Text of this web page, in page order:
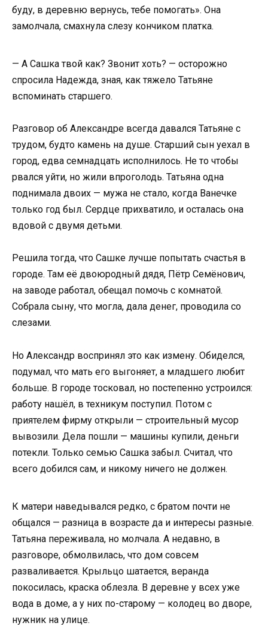
буду, в деревню вернусь, тебе помогать». Она
замолчала, смахнула слезу кончиком платка.
— А Сашка твой как? Звонит хоть? — осторожно
спросила Надежда, зная, как тяжело Татьяне
вспоминать старшего.
Разговор об Александре всегда давался Татьяне с
трудом, будто камень на душе. Старший сын уехал в
город, едва семнадцать исполнилось. Не то чтобы
рвался уйти, но жили впроголодь. Татьяна одна
поднимала двоих — мужа не стало, когда Ванечке
только год был. Сердце прихватило, и осталась она
вдовой с двумя детьми.
Решила тогда, что Сашке лучше попытать счастья в
городе. Там её двоюродный дядя, Пётр Семёнович,
на заводе работал, обещал помочь с комнатой.
Собрала сыну, что могла, дала денег, проводила со
слезами.
Но Александр воспринял это как измену. Обиделся,
подумал, что мать его выгоняет, а младшего любит
больше. В городе тосковал, но постепенно устроился:
работу нашёл, в техникум поступил. Потом с
приятелем фирму открыли — строительный мусор
вывозили. Дела пошли — машины купили, деньги
потекли. Только семью Сашка забыл. Считал, что
всего добился сам, и никому ничего не должен.
К матери наведывался редко, с братом почти не
общался — разница в возрасте да и интересы разные.
Татьяна переживала, но молчала. А недавно, в
разговоре, обмолвилась, что дом совсем
разваливается. Крыльцо шатается, веранда
покосилась, краска облезла. В деревне у всех уже
вода в доме, а у них по-старому — колодец во дворе,
нужник на улице.